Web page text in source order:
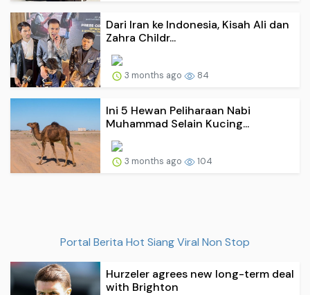
Dari Iran ke Indonesia, Kisah Ali dan
Zahra Childr...
3 months ago 84
Ini 5 Hewan Peliharaan Nabi
Muhammad Selain Kucing...
3 months ago 104
Portal Berita Hot Siang Viral Non Stop
Hurzeler agrees new long-term deal
with Brighton